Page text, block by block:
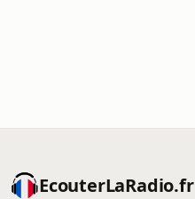
EcouterLaRadio.fr